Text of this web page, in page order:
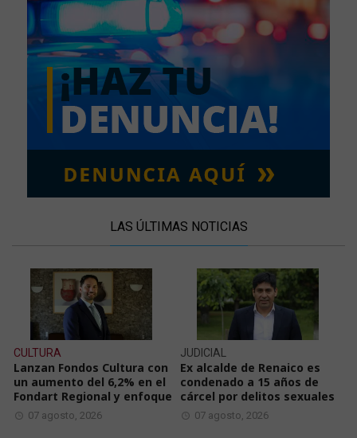
LAS ÚLTIMAS NOTICIAS
CULTURA
Lanzan Fondos Cultura con
un aumento del 6,2% en el
Fondart Regional y enfoque
07 agosto, 2026
JUDICIAL
Ex alcalde de Renaico es
condenado a 15 años de
cárcel por delitos sexuales
07 agosto, 2026